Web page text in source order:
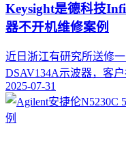
Keysight是德科技
器不开机维修案例
近日浙江有研究所送修
DSAV134A示波器，客
2025-07-31